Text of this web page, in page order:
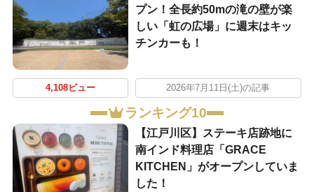
プン！全長約50mの滝の壁が楽
しい「虹の広場」に週末はキッ
チンカーも！
4,108ビュー 2026年7月11日(土)の記事
ランキング10
【江戸川区】ステーキ店跡地に
南インド料理店「GRACE
KITCHEN」がオープンしていま
した！